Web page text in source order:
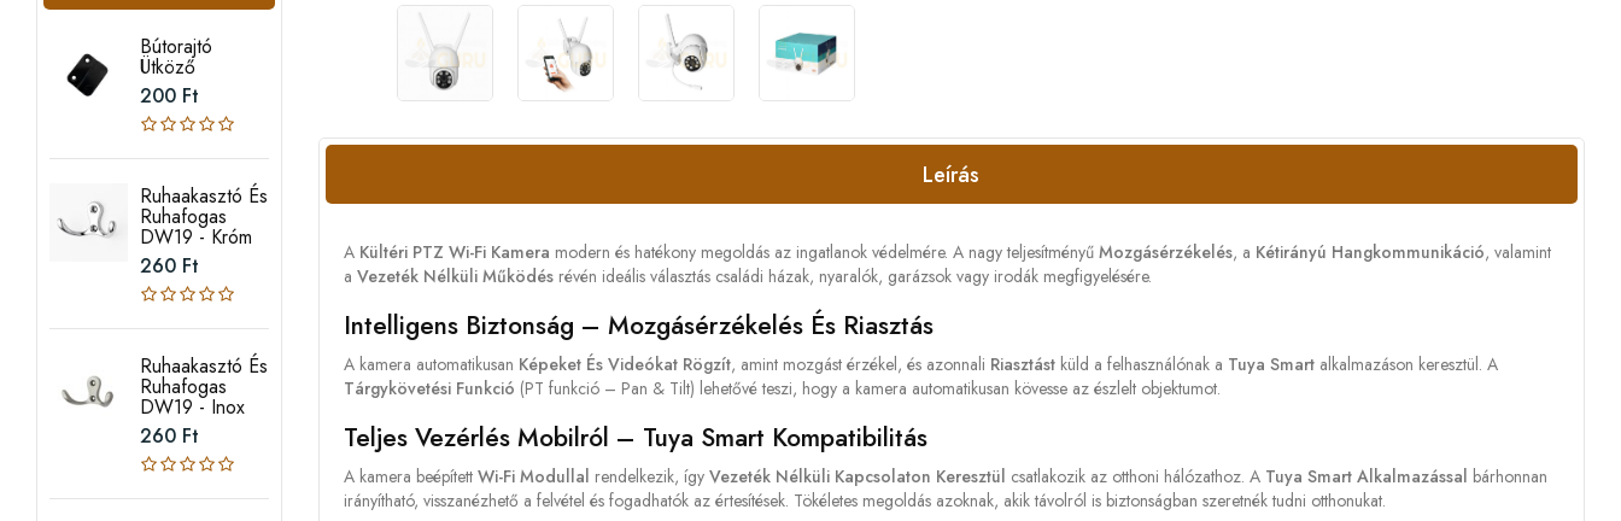
Bútorajtó
Ütköző
200 Ft
Ruhaakasztó És
Ruhafogas
DW19 - Króm
260 Ft
Ruhaakasztó És
Ruhafogas
DW19 - Inox
260 Ft
Leírás
A Kültéri PTZ Wi-Fi Kamera modern és hatékony megoldás az ingatlanok védelmére. A nagy teljesítményű Mozgásérzékelés, a Kétirányú Hangkommunikáció, valamint
a Vezeték Nélküli Működésrévén ideális választás családi házak, nyaralók, garázsok vagy irodák megfigyelésére.
Intelligens Biztonság – Mozgásérzékelés És Riasztás
A kamera automatikusan Képeket És Videókat Rögzít, amint mozgást érzékel, és azonnali Riasztástküld a felhasználónak a Tuya Smartalkalmazáson keresztül. A
Tárgykövetési Funkció (PT funkció – Pan & Tilt) lehetővé teszi, hogy a kamera automatikusan kövesse az észlelt objektumot.
Teljes Vezérlés Mobilról – Tuya Smart Kompatibilitás
A kamera beépített Wi-Fi Modullal rendelkezik, így Vezeték Nélküli Kapcsolaton Keresztül csatlakozik az otthoni hálózathoz. A Tuya Smart Alkalmazással bárhonnan
irányítható, visszanézhető a felvétel és fogadhatók az értesítések. Tökéletes megoldás azoknak, akik távolról is biztonságban szeretnék tudni otthonukat.